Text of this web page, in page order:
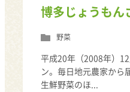
博多じょうもん
野菜
平成20年（2008年）
ン。毎日地元農家から
生鮮野菜のほ...